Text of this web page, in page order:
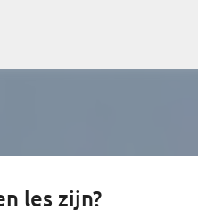
les zijn?